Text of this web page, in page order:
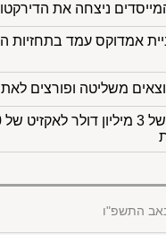
ניצחה את
אמדוקס עמד בתחזיות
משליטה ופורצים
התשפ"ו